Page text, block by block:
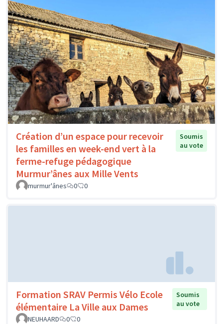
Création d’un espace pour recevoir
les familles en week-end vert à la
ferme-refuge pédagogique
Murmur’ânes aux Mille Vents
Soumis
au vote
murmur'ânes 0 0
Formation SRAV Permis Vélo Ecole
élémentaire La Ville aux Dames
Soumis
au vote
NEUHAARD
0 0